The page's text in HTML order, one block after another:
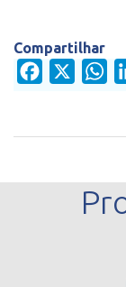
Compartilhar
Facebook